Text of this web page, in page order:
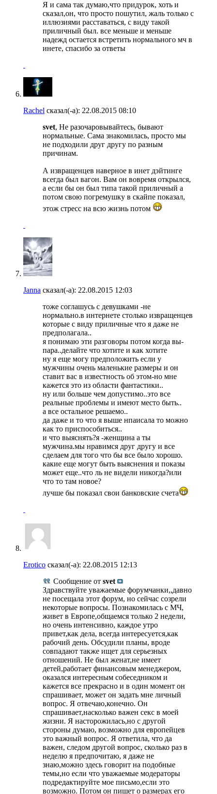
Я и сама так думаю,что придурок, хоть и
сказал,он, что просто пошутил, жаль только с
иллюзиями расставаться, с виду такой
приличный был. все меньше и меньше
надежд остается встретить нормального мч в
инете, спасибо за ответы
Rachel сказал(-а): 22.08.2015 08:10
svet, Не разочаровывайтесь, бывают
нормальные. Сама знакомилась, просто мы
не подходили друг другу по разным
причинам.
А извращенцев наверное в инет дэйтинге
всегда был вагон. Вам он вовремя открылся,
а если бы он был типа такой приличный а
потом свою погремушку в скайпе показал,
этож стресс на всю жизнь потом
Janna сказал(-а): 22.08.2015 12:03
тоже соглашусь с девушками -не
нормально.в интернете столько извращенцев
которые с виду приличные что я даже не
предполагала..
я понимаю эти разговоры потом когда вы-
пара..делайте что хотите и как хотите
ну я еще могу предположить если у
мужчины очень маленькие размеры и он
ставит вас в известность об этом-но мне
кажется это из области фантастики..
ну или больше чем допустимо..это все
реальные проблемы и имеют место быть..
а все остальное решаемо..
да даже и то что я выше нпаисала то можно
как то приспособиться..
и что выяснять?я -женщина а ты
мужчина.мы нравимся друг другу и все
сделаем для того что бы все было хорошо.
какие еще могут быть выяснения и показы
может еще..что ль не видели никогда?или
что то там новое?
лучше бы показал свои банковские счета
Erotico сказал(-а): 22.08.2015 12:13
Сообщение от svet
Здравствуйте уважаемые форумчанки,,давно
не посещала этот форум, но сейчас созрели
некоторые вопросы. Познакомилась с МЧ,
живет в Европе,общаемся только 2 недели,
но очень интенсивно, каждое утро
привет,как дела, всегда интересуется,как
рабочий день. Обсудили планы, вроде
совпадают также ищет для серьезных
отношений. Не был женат,не имеет
детей,работает финансовым менеджером,
оказался интересным собеседником и
кажется все прекрасно и в один момент он
спрашивает, может он задать мне личный
вопрос. Я отвечаю,конечно. Он
спрашивает,насколько важен секс в моей
жизни. Я насторожилась,но с другой
стороны думаю, возможно для европейцев
это важный вопрос. Я ответила, что да
важен, следом другой вопрос, сколько раз в
неделю я предпочитаю, я даже не
знаю,можно здесь говорит на подобные
темы,но если что уважаемые модераторы
подредактируйте мое письмо,если это
возможно. Потом он пишет о размерах его